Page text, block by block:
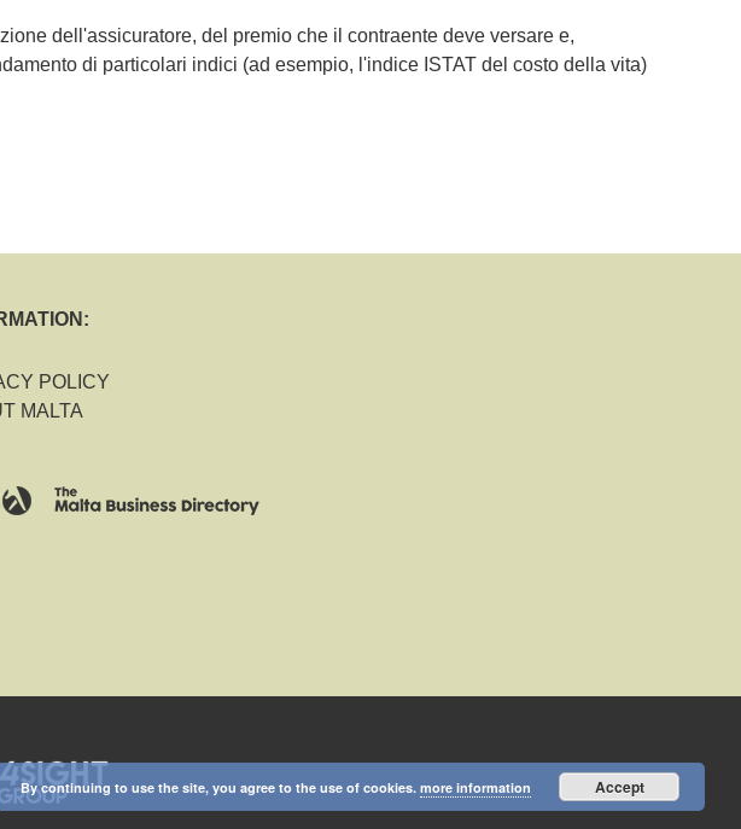
dell'assicuratore, del premio che il contraente deve versare e,
di particolari indici (ad esempio, l'indice ISTAT del costo della vita)
POLICY
MALTA
By continuing to use the site, you agree to the use of cookies. more information Accept